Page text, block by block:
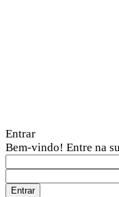
Entrar
Bem-vindo! Entre na